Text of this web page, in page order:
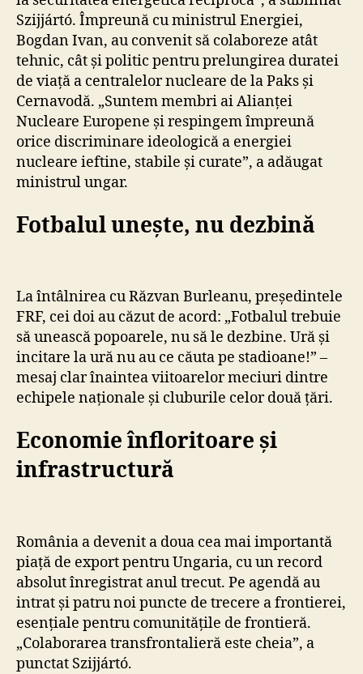
Szijjártó. Împreună cu ministrul Energiei,
Bogdan Ivan, au convenit să colaboreze atât
tehnic, cât și politic pentru prelungirea duratei
de viață a centralelor nucleare de la Paks și
Cernavodă. „Suntem membri ai Alianței
Nucleare Europene și respingem împreună
orice discriminare ideologică a energiei
nucleare ieftine, stabile și curate”, a adăugat
ministrul ungar.
Fotbalul unește, nu dezbină
La întâlnirea cu Răzvan Burleanu, președintele
FRF, cei doi au căzut de acord: „Fotbalul trebuie
să unească popoarele, nu să le dezbine. Ură și
incitare la ură nu au ce căuta pe stadioane!” –
mesaj clar înaintea viitoarelor meciuri dintre
echipele naționale și cluburile celor două țări.
Economie înfloritoare și
infrastructură
România a devenit a doua cea mai importantă
piață de export pentru Ungaria, cu un record
absolut înregistrat anul trecut. Pe agendă au
intrat și patru noi puncte de trecere a frontierei,
esențiale pentru comunitățile de frontieră.
„Colaborarea transfrontalieră este cheia”, a
punctat Szijjártó.